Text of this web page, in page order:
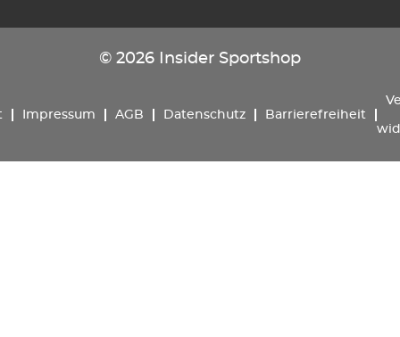
© 2026 Insider Sportshop
Impressum AGB Datenschutz Barrierefreiheit